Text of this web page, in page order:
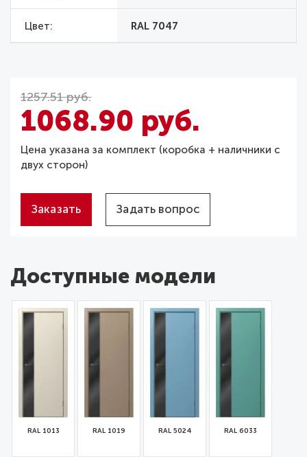
Цвет RAL 7047
1257.51 руб.
1068.90 руб.
Цена указана за комплект (коробка + наличники с
двух сторон)
Заказать Задать вопрос
Доступные модели
RAL 1013 RAL 1019 RAL 5024 RAL 6033